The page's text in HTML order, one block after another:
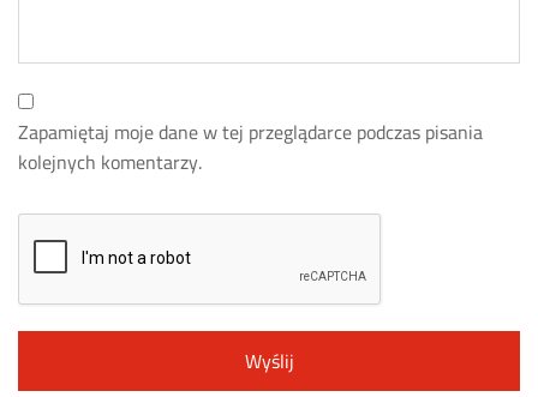
Zapamiętaj moje dane w tej przeglądarce podczas pisania
kolejnych komentarzy.